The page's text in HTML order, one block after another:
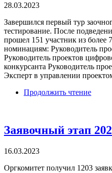
28.03.2023
Завершился первый тур
тестирование. После
прошел 151 участник из более
номинациям: Руководитель
Руководитель проектов
конкурсанта Руководитель
Эксперт в управлении
Продолжить чтение
Заявочный этап
16.03.2023
Оргкомитет получил 1203